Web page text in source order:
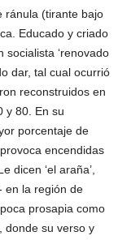
ránula (tirante bajo
Educado y criado
socialista ‘renovado
dar, tal cual ocurrió
reconstruidos en
y 80. En su
porcentaje de
encendidas
dicen ‘el araña’,
en la región de
prosapia como
donde su verso y